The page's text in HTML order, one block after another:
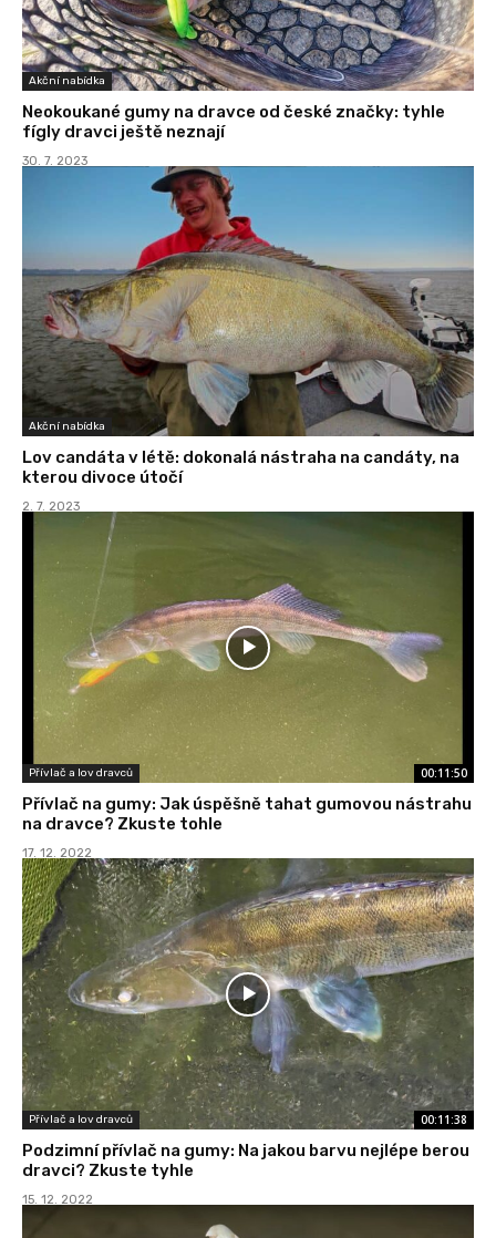
Akční nabídka
Neokoukané gumy na dravce od české značky: tyhle
fígly dravci ještě neznají
30. 7. 2023
Akční nabídka
Lov candáta v létě: dokonalá nástraha na candáty, na
kterou divoce útočí
2. 7. 2023
Přívlač a lov dravců 00:11:50
Přívlač na gumy: Jak úspěšně tahat gumovou nástrahu
na dravce? Zkuste tohle
17. 12. 2022
Přívlač a lov dravců 00:11:38
Podzimní přívlač na gumy: Na jakou barvu nejlépe berou
dravci? Zkuste tyhle
15. 12. 2022